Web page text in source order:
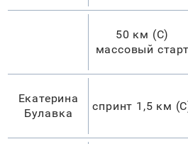
50 км (С)
массовый старт
Екатерина
Булавка
спринт 1,5 км